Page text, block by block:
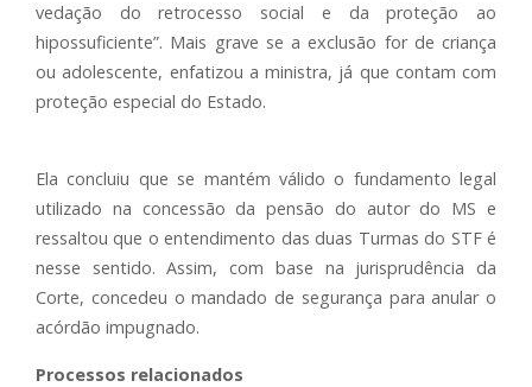
vedação do retrocesso social e da proteção ao
hipossuficiente”. Mais grave se a exclusão for de criança
ou adolescente, enfatizou a ministra, já que contam com
proteção especial do Estado.
Ela concluiu que se mantém válido o fundamento legal
utilizado na concessão da pensão do autor do MS e
ressaltou que o entendimento das duas Turmas do STF é
nesse sentido. Assim, com base na jurisprudência da
Corte, concedeu o mandado de segurança para anular o
acórdão impugnado.
Processos relacionados